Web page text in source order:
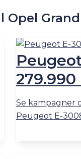
279.990
Se kampagner
Peugeot E-